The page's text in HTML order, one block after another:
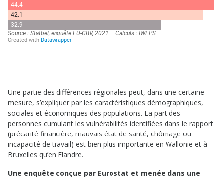
Une partie des différences régionales peut, dans une certaine
mesure, s’expliquer par les caractéristiques démographiques,
sociales et économiques des populations. La part des
personnes cumulant les vulnérabilités identifiées dans le rapport
(précarité financière, mauvais état de santé, chômage ou
incapacité de travail) est bien plus importante en Wallonie et à
Bruxelles qu’en Flandre.
Une enquête conçue par Eurostat et menée dans une